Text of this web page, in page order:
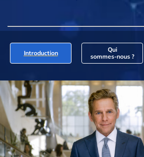
Introduction
Qui
sommes‑nous ?